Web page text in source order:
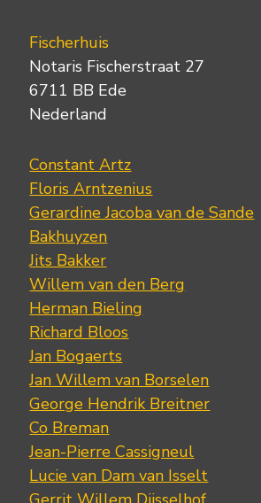
Fischerhuis
Notaris Fischerstraat 27
6711 BB Ede
Nederland
Constant Artz
Floris Arntzenius
Gerardine Jacoba van de Sande
Bakhuyzen
Jits Bakker
Willem van den Berg
Herman Bieling
Richard Bloos
Jan Bogaerts
Jan Willem van Borselen
George Hendrik Breitner
Co Breman
Jean-Pierre Cassigneul
Lucie van Dam van Isselt